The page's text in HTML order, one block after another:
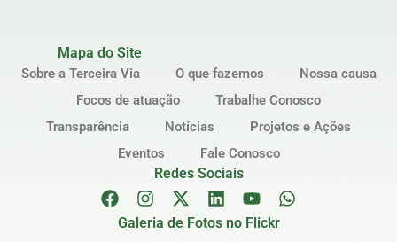
Mapa do Site
Sobre a Terceira Via O que fazemos
Nossa causa
Focos de atuação
Trabalhe Conosco
Transparência
Notícias
Projetos e Ações
Eventos
Fale Conosco
Redes Sociais
Galeria de Fotos no Flickr